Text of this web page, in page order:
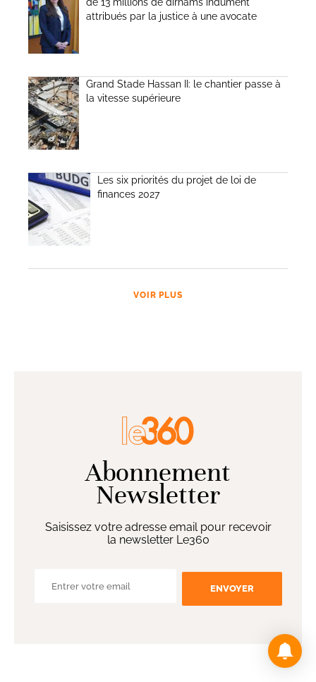
de 13 millions de dirhams indûment
attribués par la justice à une avocate
Grand Stade Hassan II: le chantier passe à
la vitesse supérieure
Les six priorités du projet de loi de
finances 2027
VOIR PLUS
Abonnement
Newsletter
Saisissez votre adresse email pour recevoir
la newsletter Le360
ENVOYER